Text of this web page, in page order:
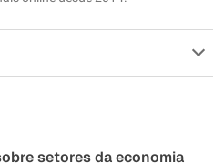
setores da economia